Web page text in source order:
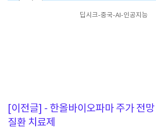
딥시크-중국-AI-인공지능
[이전글] - 한올바이오파마 주가 전
질환 치료제